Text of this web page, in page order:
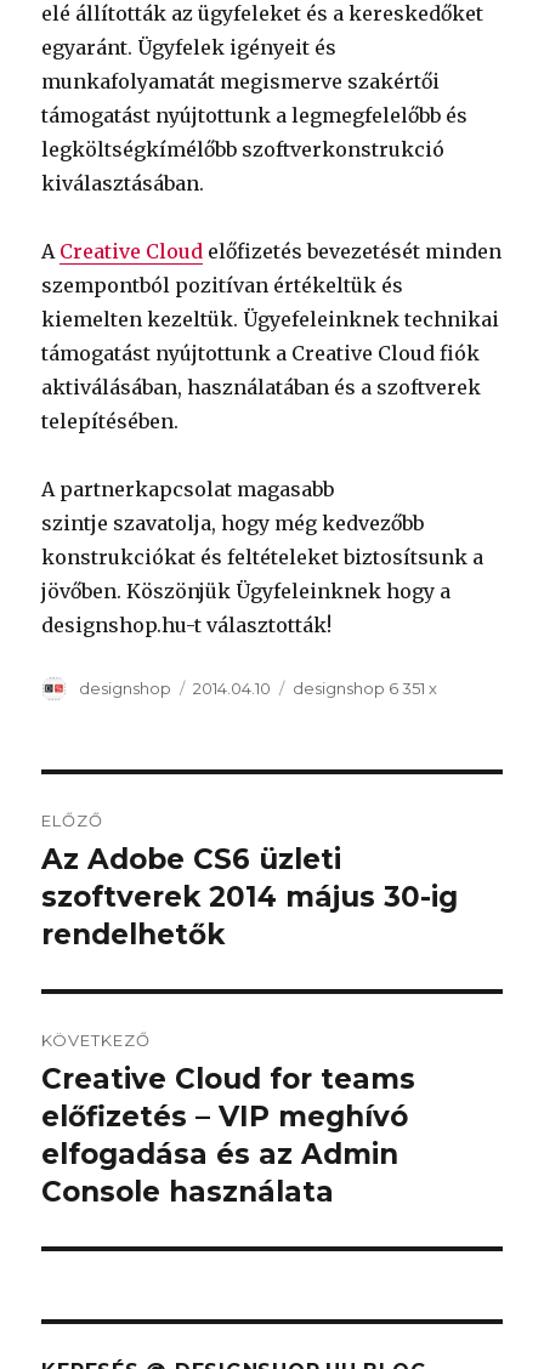
elé állították az ügyfeleket és a kereskedőket
egyaránt. Ügyfelek igényeit és
munkafolyamatát megismerve szakértői
támogatást nyújtottunk a legmegfelelőbb és
legköltségkímélőbb szoftverkonstrukció
kiválasztásában.
A Creative Cloud előfizetés bevezetését minden
szempontból pozitívan értékeltük és
kiemelten kezeltük. Ügyefeleinknek technikai
támogatást nyújtottunk a Creative Cloud fiók
aktiválásában, használatában és a szoftverek
telepítésében.
A partnerkapcsolat magasabb
szintje szavatolja, hogy még kedvezőbb
konstrukciókat és feltételeket biztosítsunk a
jövőben. Köszönjük Ügyfeleinknek hogy a
designshop.hu-t választották!
Szerző
designshop Közzétéve
2014.04.10 Kategória
designshop 6 351 x
navigáció
ELŐZŐ
Korábbi
bejegyzés:
Az Adobe CS6 üzleti
szoftverek 2014 május 30-ig
rendelhetők
KÖVETKEZŐ
Következő
bejegyzés:
Creative Cloud for teams
előfizetés – VIP meghívó
elfogadása és az Admin
Console használata